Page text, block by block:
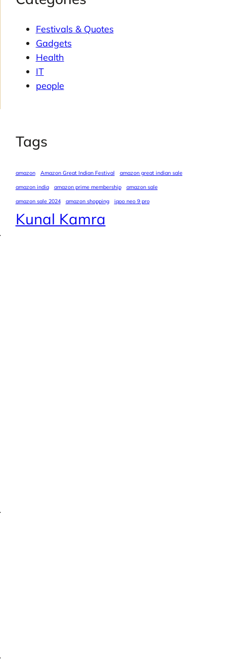
Festivals & Quotes
Gadgets
Health
IT
people
Tags
amazon Amazon Great Indian Festival
amazon great indian sale
amazon india
amazon prime membership
amazon sale
amazon sale 2024
amazon shopping iqoo neo 9 pro
Kunal Kamra